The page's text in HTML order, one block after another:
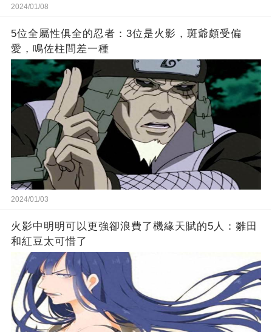
2024/01/08
5位全屬性俱全的忍者：3位是火影，斑爺頗受偏
愛，鳴佐柱間差一種
2024/01/03
火影中明明可以更強卻浪費了機緣天賦的5人：雛田
和紅豆太可惜了